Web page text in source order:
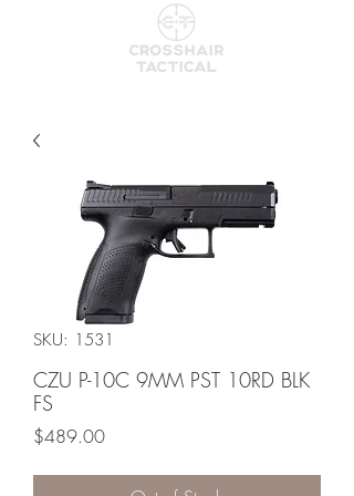
SKU: 1531
CZU P-10C 9MM PST 10RD BLK
FS
$489.00Price